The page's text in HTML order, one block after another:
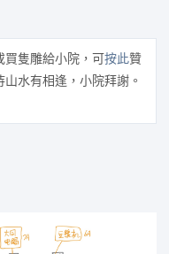
買隻雕給小院，可按此贊
水有相逢，小院拜謝。